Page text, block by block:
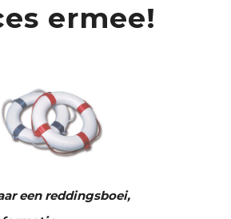
ermee!
een reddingsboei,